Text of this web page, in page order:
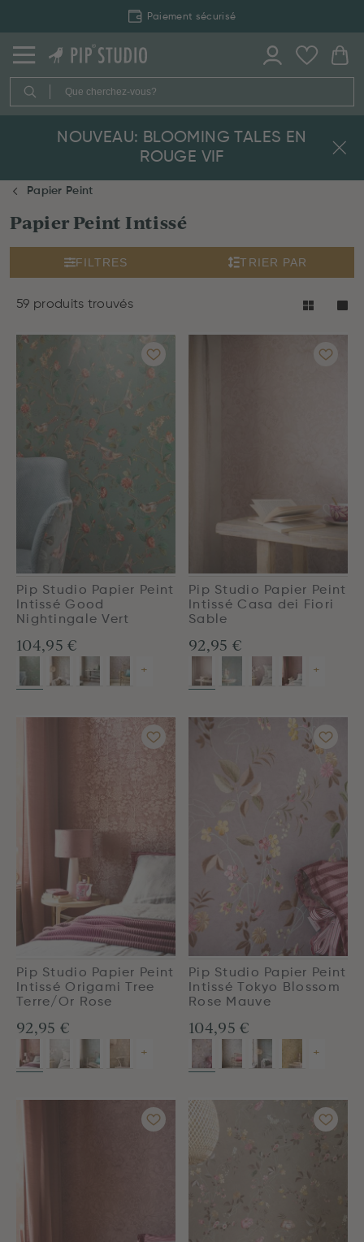
Paiement sécurisé
NOUVEAU: BLOOMING TALES EN
ROUGE VIF
Papier Peint
Papier Peint Intissé
FILTRES TRIER PAR
59 produits trouvés
Pip Studio Papier Peint
Intissé Good
Nightingale Vert
104,95 €
+
Pip Studio Papier Peint
Intissé Casa dei Fiori
Sable
92,95 €
+
Pip Studio Papier Peint
Intissé Origami Tree
Terre/Or Rose
92,95 €
+
Pip Studio Papier Peint
Intissé Tokyo Blossom
Rose Mauve
104,95 €
+